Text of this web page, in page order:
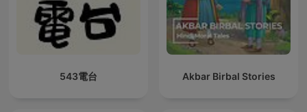
543電台 Akbar Birbal Stories